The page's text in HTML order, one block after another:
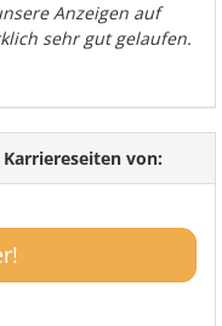
Anzeigen auf
sehr gut gelaufen.
von: